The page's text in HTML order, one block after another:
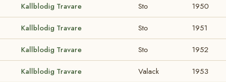
Kallblodig Travare Sto 1950
Kallblodig Travare Sto 1951
Kallblodig Travare Sto 1952
Kallblodig Travare Valack 1953